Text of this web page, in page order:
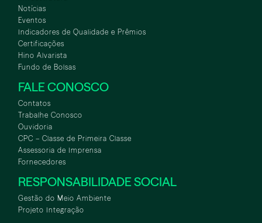
Notícias
Eventos
Indicadores de Qualidade e Prêmios
Certificações
Hino Alvarista
Fundo de Bolsas
FALE CONOSCO
Contatos
Trabalhe Conosco
Ouvidoria
CPC – Classe de Primeira Classe
Assessoria de Imprensa
Fornecedores
RESPONSABILIDADE SOCIAL
Gestão do Meio Ambiente
Projeto Integração